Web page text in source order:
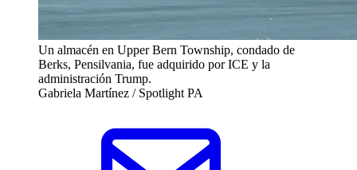
Un almacén en Upper Bern Township, condado de
Berks, Pensilvania, fue adquirido por ICE y la
administración Trump.
Gabriela Martínez / Spotlight PA